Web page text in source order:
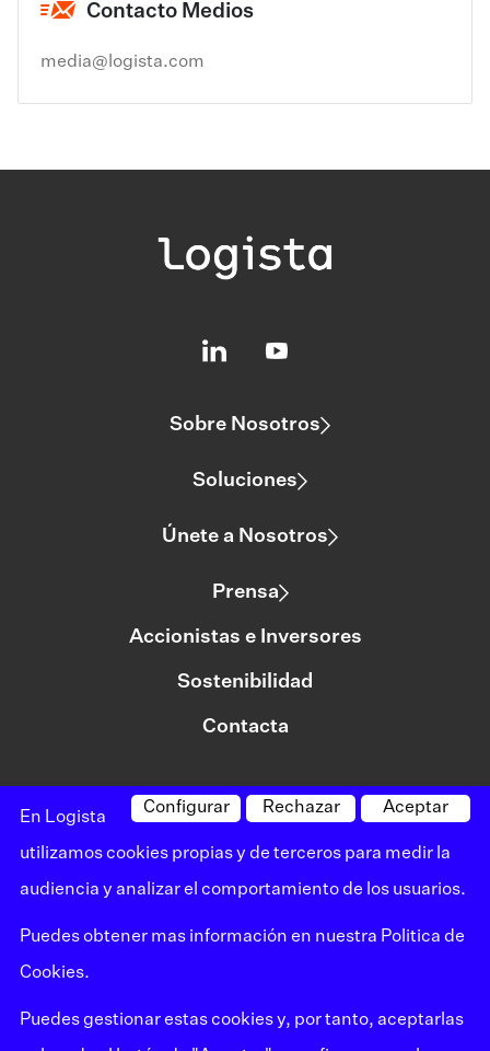
Contacto Medios
media@logista.com
Sobre Nosotros
Soluciones
Únete a Nosotros
Prensa
Accionistas e Inversores
Sostenibilidad
Contacta
©logista Todos los derechos reservados
Aviso legal
Política de privacidad
Política de cookies
Aceptar
Rechazar
Configurar
En Logista
utilizamos cookies propias y de terceros para medir la
audiencia y analizar el comportamiento de los usuarios.
Puedes obtener mas información en nuestra Politica de
Cookies.
Puedes gestionar estas cookies y, por tanto, aceptarlas